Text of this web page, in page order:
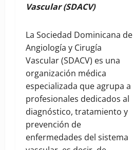
Vascular (SDACV)
La Sociedad Dominicana de
Angiología y Cirugía
Vascular (SDACV) es una
organización médica
especializada que agrupa a
profesionales dedicados al
diagnóstico, tratamiento y
prevención de
enfermedades del sistema